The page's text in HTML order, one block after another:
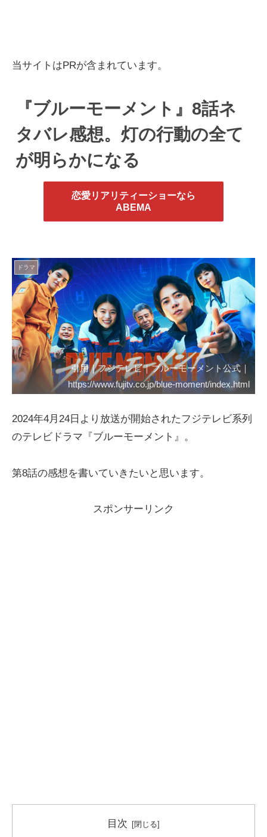
当サイトはPRが含まれています。
『ブルーモーメント』8話ネ
タバレ感想。灯の行動の全て
が明らかになる
恋愛リアリティーショーなら
ABEMA
ドラマ
引用｜フジテレビ｜ブルーモーメント公式｜
https://www.fujitv.co.jp/blue-moment/index.html
2024年4月24日より放送が開始されたフジテレビ系列
のテレビドラマ『ブルーモーメント』。
第8話の感想を書いていきたいと思います。
スポンサーリンク
目次